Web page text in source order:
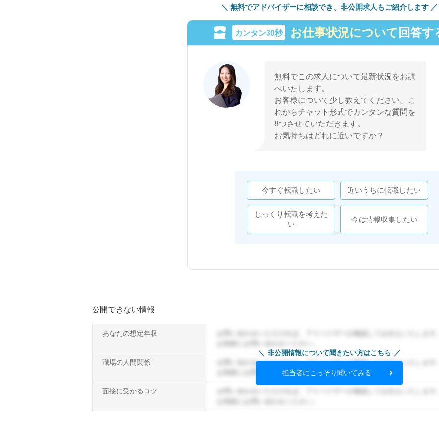
無料でアドバイザーに相談でき、 非公開求人もご紹介します
カンタン30秒 お仕事状況について 回答す
無料でこの求人について最新状況をお調
べいたします。
お客様について少し教えてください。こ
れからチャット形式でカンタンな質問を
8つさせていただきます。
お気持ちはどれに近いですか？
今すぐ転職したい 近いうちに転職したい
じっくり転職を考えた
い
今は情報収集したい
公開できない情報
あなたの想定年収
職場の人間関係
お問い合わせいただければ、アドバイザーが確認してお伝えいたします
お気軽にお問い合わせください。
面接に受かるコツ
非公開情報について聞きたい方はこちら
担当者にこっそり聞いてみる